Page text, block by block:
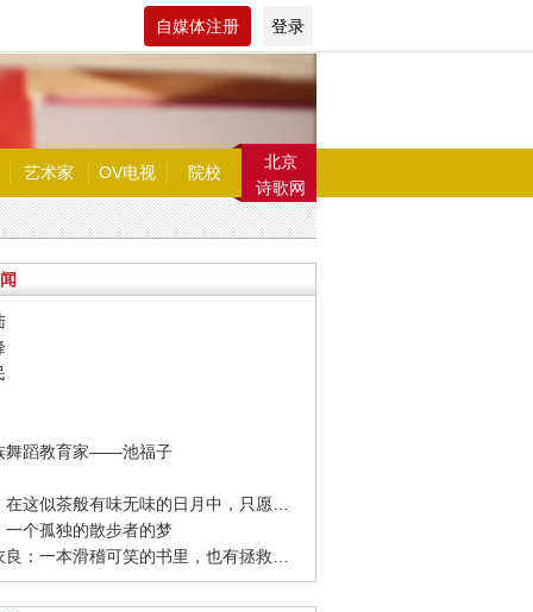
自媒体注册 登录
艺术家 OV电视 院校
北京
诗歌网
舞蹈教育家——池福子
· 冯唐：在这似茶般有味无味的日月中，只愿你我间或有酒得进。
一个孤独的散步者的梦